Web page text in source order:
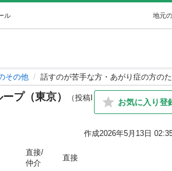
ル 地元
その他 話すのが苦手な方・あがり症の方の
プ（東京）
（投稿I
お気に入り登
作成2026年5月13日
直接/
仲介
直接